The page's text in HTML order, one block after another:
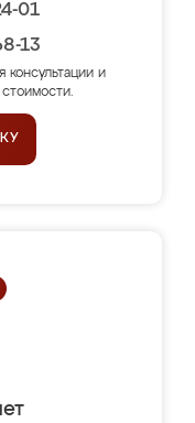
01
13
консультации и